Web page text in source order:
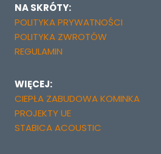
NA SKRÓTY:
POLITYKA PRYWATNOŚCI
POLITYKA ZWROTÓW
REGULAMIN
WIĘCEJ:
CIEPŁA ZABUDOWA KOMINKA
PROJEKTY UE
STABICA ACOUSTIC